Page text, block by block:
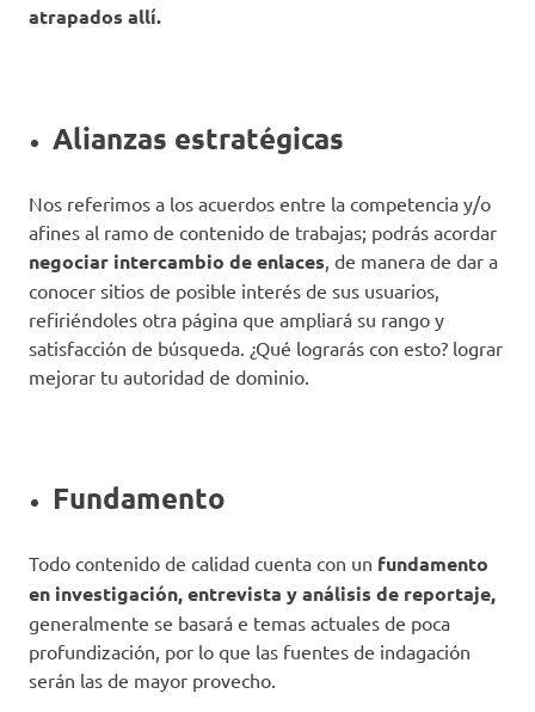
atrapados allí.
Alianzas estratégicas
Nos referimos a los acuerdos entre la competencia y/o
afines al ramo de contenido de trabajas; podrás acordar
negociar intercambio de enlaces , de manera de dar a
conocer sitios de posible interés de sus usuarios,
refiriéndoles otra página que ampliará su rango y
satisfacción de búsqueda. ¿Qué lograrás con esto? lograr
mejorar tu autoridad de dominio.
Fundamento
Todo contenido de calidad cuenta con un fundamento
en investigación, entrevista y análisis de reportaje,
generalmente se basará e temas actuales de poca
profundización, por lo que las fuentes de indagación
serán las de mayor provecho.